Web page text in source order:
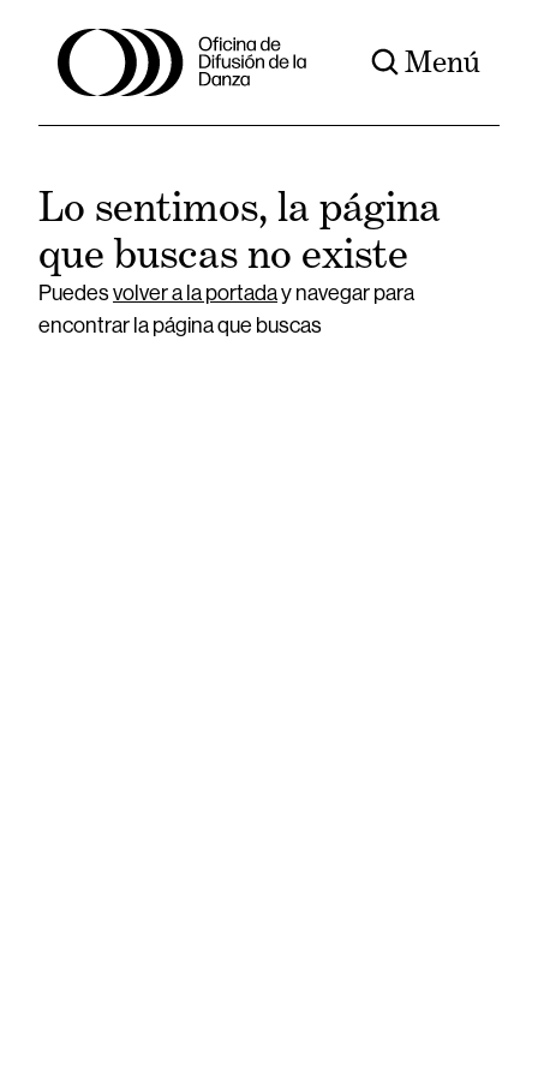
Menú
Lo sentimos, la página
que buscas no existe
Puedesvolver a la portaday navegar para
encontrar la página que buscas